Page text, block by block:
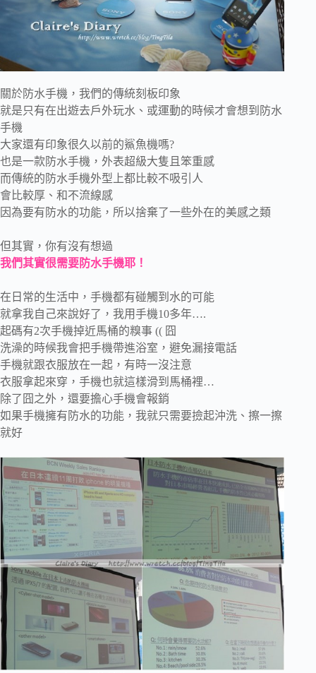
關於防水手機，我們的傳統刻板印象
就是只有在出遊去戶外玩水、或運動的時候才會想到防水
手機
大家還有印象很久以前的鯊魚機嗎?
也是一款防水手機，外表超級大隻且笨重感
而傳統的防水手機外型上都比較不吸引人
會比較厚、和不流線感
因為要有防水的功能，所以捨棄了一些外在的美感之類
但其實，你有沒有想過
我們其實很需要防水手機耶！
在日常的生活中，手機都有碰觸到水的可能
就拿我自己來說好了，我用手機10多年….
起碼有2次手機掉近馬桶的糗事 (( 囧
洗澡的時候我會把手機帶進浴室，避免漏接電話
手機就跟衣服放在一起，有時一沒注意
衣服拿起來穿，手機也就這樣滑到馬桶裡…
除了囧之外，還要擔心手機會報銷
如果手機擁有防水的功能，我就只需要撿起沖洗、擦一擦
就好